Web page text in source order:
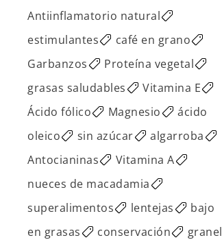
Antiinflamatorio natural
estimulantes
café en grano
Garbanzos
Proteína vegetal
grasas saludables
Vitamina E
Ácido fólico
Magnesio
ácido
oleico
sin azúcar
algarroba
Antocianinas
Vitamina A
nueces de macadamia
superalimentos
lentejas
bajo
en grasas
conservación
granel